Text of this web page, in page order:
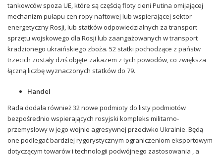
tankowców spoza UE, które są częścią floty cieni Putina omijającej
mechanizm pułapu cen ropy naftowej lub wspierającej sektor
energetyczny Rosji, lub statków odpowiedzialnych za transport
sprzętu wojskowego dla Rosji lub zaangażowanych w transport
kradzionego ukraińskiego zboża. 52 statki pochodzące z państw
trzecich zostały dziś objęte zakazem z tych powodów, co zwiększa
łączną liczbę wyznaczonych statków do 79.
Handel
Rada dodała również32 nowe podmioty do listy podmiotów
bezpośrednio wspierających rosyjski kompleks militarno-
przemysłowy w jego wojnie agresywnej przeciwko Ukrainie. Będą
one podlegać bardziej rygorystycznym ograniczeniom eksportowym
dotyczącym towarów i technologii podwójnego zastosowania , a